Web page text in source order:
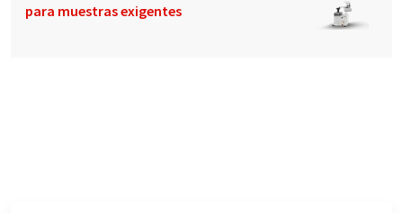
para muestras exigentes